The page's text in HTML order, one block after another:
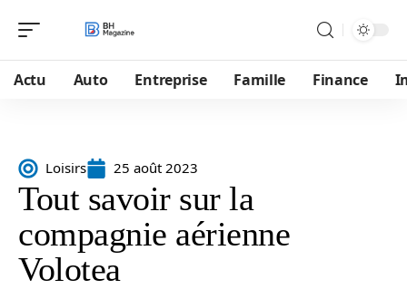
Actu Auto Entreprise Famille Finance
Loisirs 25 août 2023
Tout savoir sur la
compagnie aérienne
Volotea